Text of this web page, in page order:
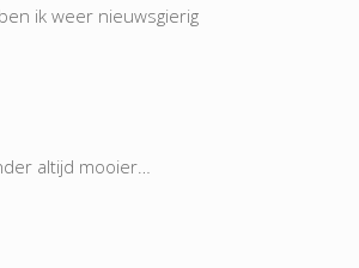
ik weer nieuwsgierig
altijd mooier…